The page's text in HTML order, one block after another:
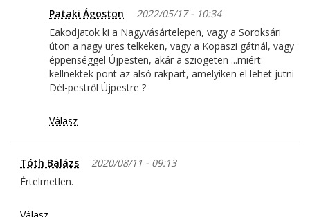
Pataki Ágoston
2022/05/17 - 10:34
Eakodjatok ki a Nagyvásártelepen, vagy a Soroksári
úton a nagy üres telkeken, vagy a Kopaszi gátnál, vagy
éppenséggel Újpesten, akár a sziogeten ...miért
kellnektek pont az alsó rakpart, amelyiken el lehet jutni
Dél-pestről Újpestre ?
Válasz
Tóth Balázs
2020/08/11 - 09:13
Értelmetlen.